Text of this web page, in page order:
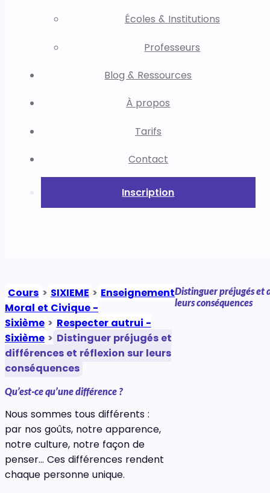
Écoles & Institutions
Professeurs
Blog & Ressources
À propos
Tarifs
Contact
Inscription
Cours > SIXIEME > Enseignement
Moral et Civique -
Sixième > Respecter autrui -
Sixième > Distinguer préjugés et
différences et réflexion sur leurs
conséquences
Distinguer préjugés et
leurs conséquences
Qu’est-ce qu’une différence ?
Nous sommes tous différents :
par nos goûts, notre apparence,
notre culture, notre façon de
penser… Ces différences rendent
chaque personne unique.